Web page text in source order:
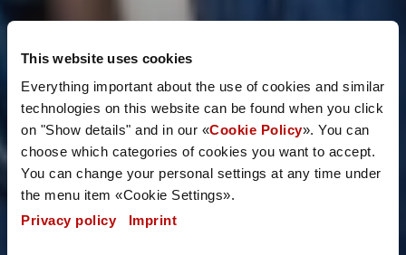
This website uses cookies
Everything important about the use of cookies and similar
technologies on this website can be found when you click
on "Show details" and in our «Cookie Policy». You can
choose which categories of cookies you want to accept.
You can change your personal settings at any time under
the menu item «Cookie Settings».
Privacy policy
Imprint